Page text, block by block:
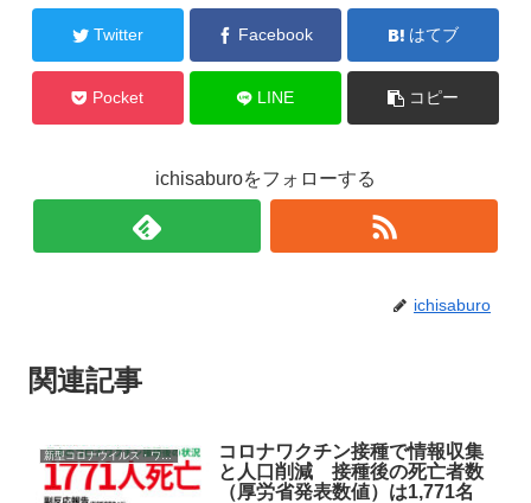
Twitter Facebook はてブ
Pocket LINE コピー
ichisaburoをフォローする
ichisaburo
関連記事
新型コロナウイルス・ワクチン
コロナワクチン接種で情報収集
と人口削減 接種後の死亡者数
（厚労省発表数値）は1,771名